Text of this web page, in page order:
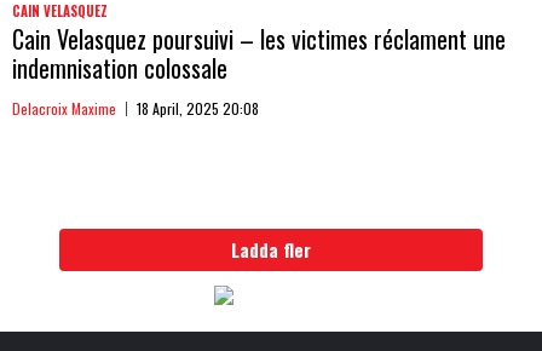
CAIN VELASQUEZ
Cain Velasquez poursuivi – les victimes réclament une
indemnisation colossale
Delacroix Maxime 18 April, 2025 20:08
Ladda fler